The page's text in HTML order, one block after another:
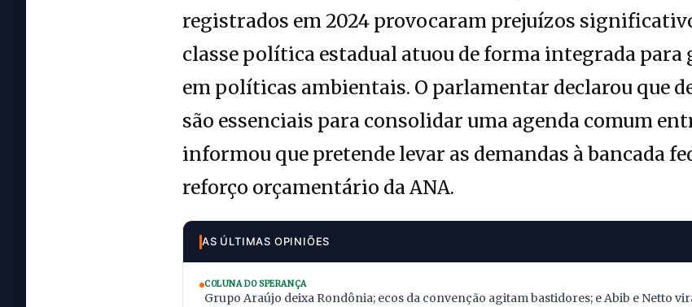
registrados em 2024 provocaram prejuízos
classe política estadual atuou de forma integrada
em políticas ambientais. O parlamentar declarou que
são essenciais para consolidar uma agenda comum
informou que pretende levar as demandas à bancada
reforço orçamentário da ANA.
AS ÚLTIMAS OPINIÕES
COLUNA DO SPERANÇA
Grupo Araújo deixa Rondônia; ecos da convenção agitam bastidores; e Abib e Netto